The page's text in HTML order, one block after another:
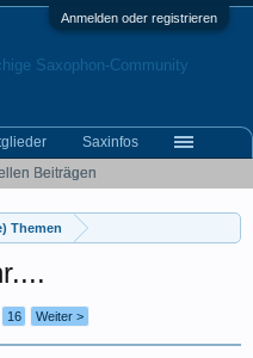
Anmelden oder registrieren
Themen
16 Weiter >
Beiträgen
Saxinfos